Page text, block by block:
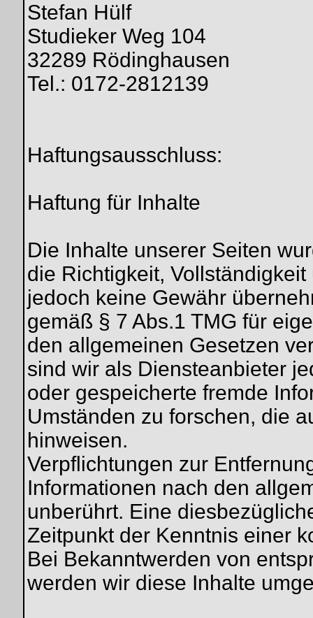
Stefan Hülf
Studieker Weg 104
32289 Rödinghausen
Tel.: 0172-2812139
Haftungsausschluss:
Haftung für Inhalte
Die Inhalte unserer Seiten
die Richtigkeit,
jedoch keine Gewähr
gemäß § 7 Abs.1 TMG für
den allgemeinen Gesetzen
sind wir als Diensteanbieter
oder gespeicherte fremde
Umständen zu forschen, die
hinweisen.
Verpflichtungen zur
Informationen nach den
unberührt. Eine
Zeitpunkt der Kenntnis einer
Bei Bekanntwerden von
werden wir diese Inhalte